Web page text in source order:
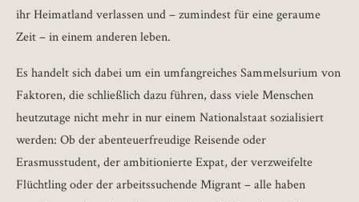
ihr Heimatland verlassen und – zumindest für eine geraume
Zeit – in einem anderen leben.
Es handelt sich dabei um ein umfangreiches Sammelsurium von
Faktoren, die schließlich dazu führen, dass viele Menschen
heutzutage nicht mehr in nur einem Nationalstaat sozialisiert
werden: Ob der abenteuerfreudige Reisende oder
Erasmusstudent, der ambitionierte Expat, der verzweifelte
Flüchtling oder der arbeitssuchende Migrant – alle haben